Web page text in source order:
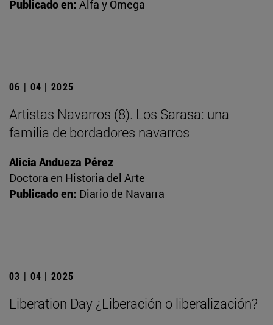
Publicado en: Alfa y Omega
06 | 04 | 2025
Artistas Navarros (8). Los Sarasa: una
familia de bordadores navarros
Alicia Andueza Pérez
Doctora en Historia del Arte
Publicado en: Diario de Navarra
03 | 04 | 2025
Liberation Day ¿Liberación o liberalización?